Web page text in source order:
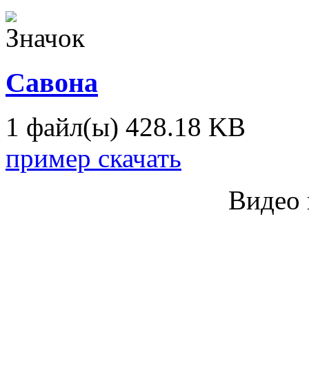
Савона
1 файл(ы) 428.18 KB
пример скачать
Видео